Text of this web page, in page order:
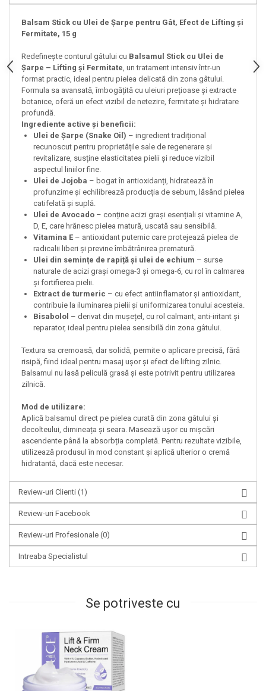
Balsam Stick cu Ulei de Șarpe pentru Gât, Efect de Lifting și
Fermitate, 15 g
Redefinește conturul gâtului cu Balsamul Stick cu Ulei de
Șarpe – Lifting și Fermitate, un tratament intensiv într-un
format practic, ideal pentru pielea delicată din zona gâtului.
Formula sa avansată, îmbogățită cu uleiuri prețioase și extracte
botanice, oferă un efect vizibil de netezire, fermitate și hidratare
profundă.
Ingrediente active și beneficii:
Ulei de Șarpe (Snake Oil) – ingredient tradițional
recunoscut pentru proprietățile sale de regenerare și
revitalizare, susține elasticitatea pielii și reduce vizibil
aspectul liniilor fine.
Ulei de Jojoba – bogat în antioxidanți, hidratează în
profunzime și echilibrează producția de sebum, lăsând pielea
catifelată și suplă.
Ulei de Avocado – conține acizi grași esențiali și vitamine A,
D, E, care hrănesc pielea matură, uscată sau sensibilă.
Vitamina E – antioxidant puternic care protejează pielea de
radicalii liberi și previne îmbătrânirea prematură.
Ulei din semințe de rapiță și ulei de echium – surse
naturale de acizi grași omega-3 și omega-6, cu rol în calmarea
și fortifierea pielii.
Extract de turmeric – cu efect antiinflamator și antioxidant,
contribuie la iluminarea pielii și uniformizarea tonului acesteia.
Bisabolol – derivat din mușețel, cu rol calmant, anti-iritant și
reparator, ideal pentru pielea sensibilă din zona gâtului.
Textura sa cremoasă, dar solidă, permite o aplicare precisă, fără
risipă, fiind ideal pentru masaj ușor și efect de lifting zilnic.
Balsamul nu lasă peliculă grasă și este potrivit pentru utilizarea
zilnică.
Mod de utilizare:
Aplică balsamul direct pe pielea curată din zona gâtului și
decolteului, dimineața și seara. Masează ușor cu mișcări
ascendente până la absorbția completă. Pentru rezultate vizibile,
utilizează produsul în mod constant și aplică ulterior o cremă
hidratantă, dacă este necesar.
Review-uri Clienti (1)
Review-uri Facebook
Review-uri Profesionale (0)
Intreaba Specialistul
Se potriveste cu